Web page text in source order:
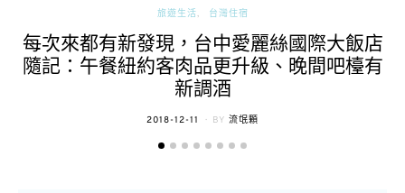
旅遊生活 台灣住宿
每次來都有新發現，台中愛麗絲國際大飯店
隨記：午餐紐約客肉品更升級、晚間吧檯有
新調酒
POSTED
2018-12-11 BY 流氓顆